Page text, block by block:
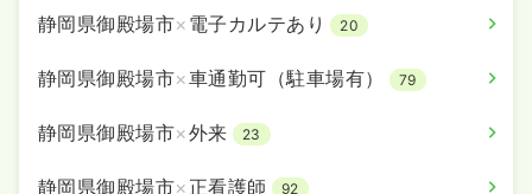
静岡県御殿場市× 電子カルテあり 20
静岡県御殿場市×車通勤可（駐車場有） 79
静岡県御殿場市×外来 23
静岡県御殿場市× 正看護師 92